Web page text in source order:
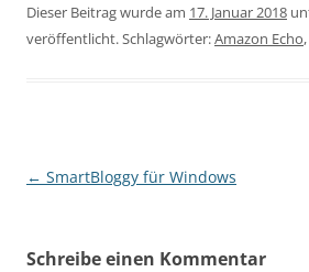
Dieser Beitrag wurde am 17. Januar 2018
veröffentlicht. Schlagwörter:Amazon Echo,
Beitragsnavigation
← SmartBloggy für Windows
Schreibe einen Kommentar